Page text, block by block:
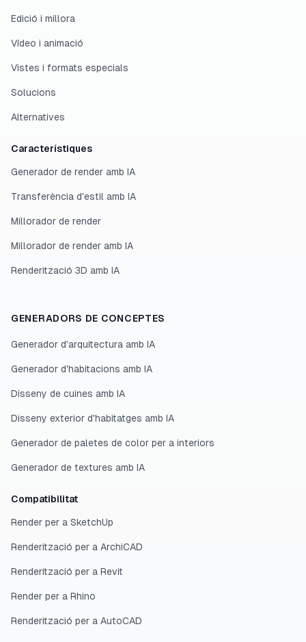
Edició i millora
Vídeo i animació
Vistes i formats especials
Solucions
Alternatives
Característiques
Generador de render amb IA
Transferència d'estil amb IA
Millorador de render
Millorador de render amb IA
Renderització 3D amb IA
GENERADORS DE CONCEPTES
Generador d'arquitectura amb IA
Generador d'habitacions amb IA
Disseny de cuines amb IA
Disseny exterior d'habitatges amb IA
Generador de paletes de color per a interiors
Generador de textures amb IA
Compatibilitat
Render per a SketchUp
Renderització per a ArchiCAD
Renderització per a Revit
Render per a Rhino
Renderització per a AutoCAD